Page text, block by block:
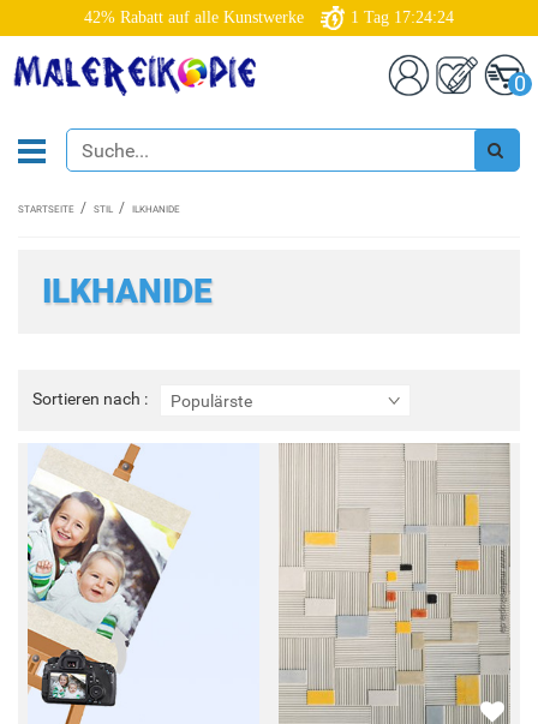
42% Rabatt auf alle Kunstwerke 1 Tag 17:24:24
0
STARTSEITE STIL ILKHANIDE
ILKHANIDE
Sortieren nach : Populärste
Sortieren
nach